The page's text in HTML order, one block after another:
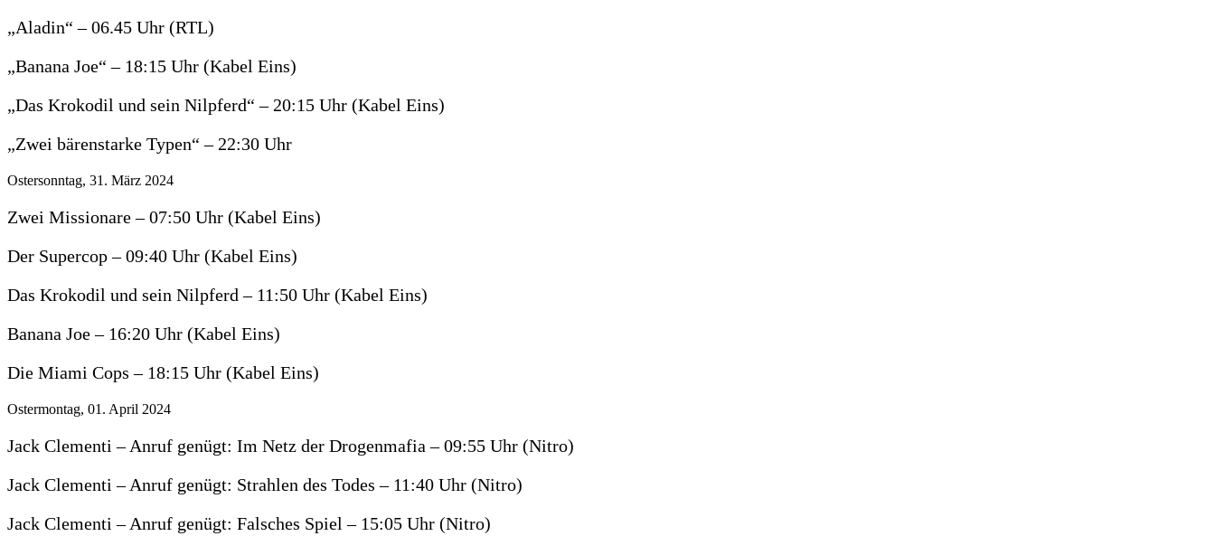
„Aladin“ – 06.45 Uhr (RTL)
„Banana Joe“ – 18:15 Uhr (Kabel Eins)
„Das Krokodil und sein Nilpferd“ – 20:15 Uhr (Kabel Eins)
„Zwei bärenstarke Typen“ – 22:30 Uhr
Ostersonntag, 31. März 2024
Zwei Missionare – 07:50 Uhr (Kabel Eins)
Der Supercop – 09:40 Uhr (Kabel Eins)
Das Krokodil und sein Nilpferd – 11:50 Uhr (Kabel Eins)
Banana Joe – 16:20 Uhr (Kabel Eins)
Die Miami Cops – 18:15 Uhr (Kabel Eins)
Ostermontag, 01. April 2024
Jack Clementi – Anruf genügt: Im Netz der Drogenmafia – 09:55 Uhr (Nitro)
Jack Clementi – Anruf genügt: Strahlen des Todes – 11:40 Uhr (Nitro)
Jack Clementi – Anruf genügt: Falsches Spiel – 15:05 Uhr (Nitro)